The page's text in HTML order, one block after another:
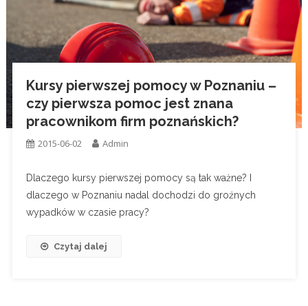
Kursy pierwszej pomocy w Poznaniu –
czy pierwsza pomoc jest znana
pracownikom firm poznańskich?
2015-06-02 Admin
Dlaczego kursy pierwszej pomocy są tak ważne? I
dlaczego w Poznaniu nadal dochodzi do groźnych
wypadków w czasie pracy?
Czytaj dalej